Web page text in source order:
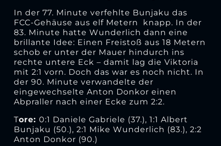
In der 77. Minute verfehlte Bunjaku das
FCC-Gehäuse aus elf Metern knapp. In der
83. Minute hatte Wunderlich dann eine
brillante Idee: Einen Freistoß aus 18 Metern
schob er unter der Mauer hindurch ins
rechte untere Eck – damit lag die Viktoria
mit 2:1 vorn. Doch das war es noch nicht. In
der 90. Minute verwandelte der
eingewechselte Anton Donkor einen
Abpraller nach einer Ecke zum 2:2.
Tore: 0:1 Daniele Gabriele (37.), 1:1 Albert
Bunjaku (50.), 2:1 Mike Wunderlich (83.), 2:2
Anton Donkor (90.)